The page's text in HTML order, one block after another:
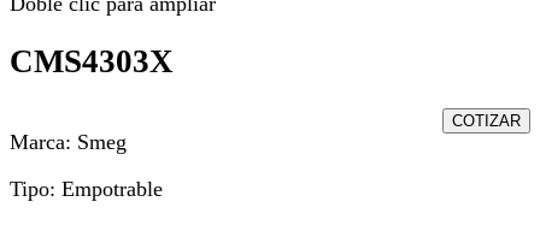
CMS4303X
Marca: Smeg
Tipo: Empotrable
COTIZAR